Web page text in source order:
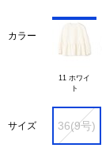
カラー
11 ホワイ
サイズ 36(9号)